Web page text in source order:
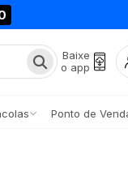
Baixe
o app
Ponto de